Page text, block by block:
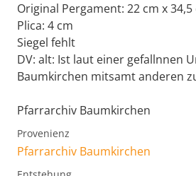
Original Pergament: 22 cm x 34,5
Plica: 4 cm
Siegel fehlt
DV: alt: Ist laut einer gefallnnen
Baumkirchen mitsamt anderen
Pfarrarchiv Baumkirchen
Provenienz
Pfarrarchiv Baumkirchen